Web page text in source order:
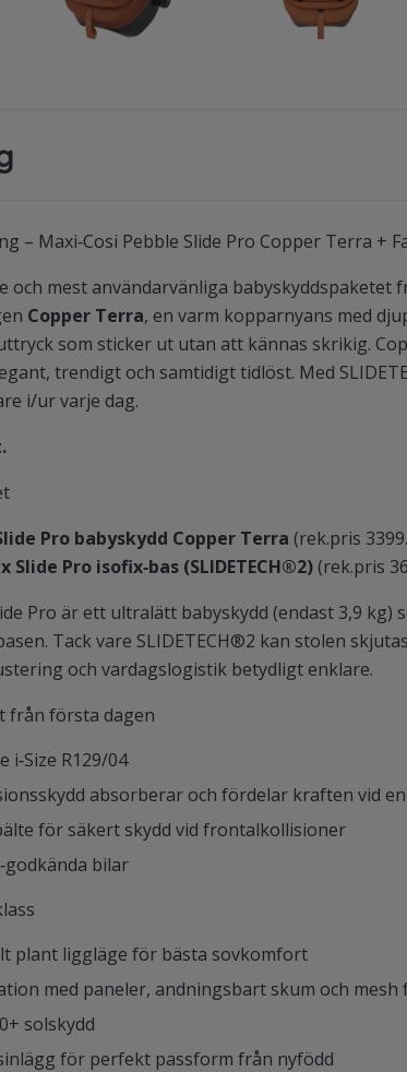
– Maxi‑Cosi Pebble Slide Pro Copper Terra +
och mest användarvänliga babyskyddspaketet
Copper Terra, en varm kopparnyans med
som sticker ut utan att kännas skrikig.
trendigt och samtidigt tidlöst. Med
i/ur varje dag.
Pro babyskydd Copper Terra (rek.pris
Slide Pro isofix‑bas (SLIDETECH®2) (rek.pris
Pro är ett ultralätt babyskydd (endast 3,9 kg)
Tack vare SLIDETECH®2 kan stolen
och vardagslogistik betydligt enklare.
från första dagen
i‑Size R129/04
absorberar och fördelar kraften vid
för säkert skydd vid frontalkollisioner
bilar
plant liggläge för bästa sovkomfort
med paneler, andningsbart skum och
solskydd
för perfekt passform från nyfödd